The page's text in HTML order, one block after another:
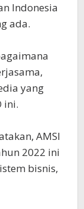
Indonesia
ada.
yang
ini.
AMSI
2022 ini
bisnis,